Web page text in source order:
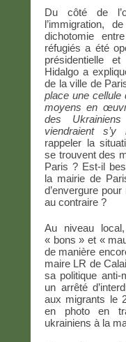
Du côté de
l’immigration,
dichotomie
réfugiés a été
présidentielle
Hidalgo a
de la ville de
place une cellule
moyens en
des
viendraient s’y
rappeler la
se trouvent des
Paris ? Est-il
la mairie de
d’envergure
au contraire ?
Au niveau
« bons » et «
de manière
maire LR de
sa politique anti-
un arrêté
aux migrants le
en photo en
ukrainiens à la